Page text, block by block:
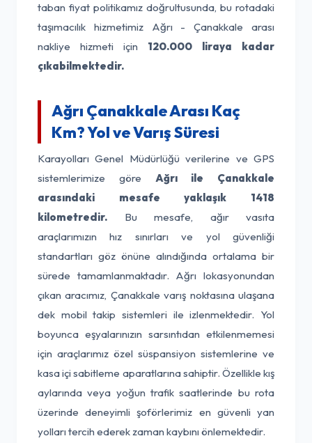
taban fiyat politikamız doğrultusunda, bu rotadaki
taşımacılık hizmetimiz Ağrı - Çanakkale arası
nakliye hizmeti için 120.000 liraya kadar
çıkabilmektedir.
Ağrı Çanakkale Arası Kaç
Km? Yol ve Varış Süresi
Karayolları Genel Müdürlüğü verilerine ve GPS
sistemlerimize göre Ağrı ile Çanakkale
arasındaki mesafe yaklaşık 1418
kilometredir. Bu mesafe, ağır vasıta
araçlarımızın hız sınırları ve yol güvenliği
standartları göz önüne alındığında ortalama bir
sürede tamamlanmaktadır. Ağrı lokasyonundan
çıkan aracımız, Çanakkale varış noktasına ulaşana
dek mobil takip sistemleri ile izlenmektedir. Yol
boyunca eşyalarınızın sarsıntıdan etkilenmemesi
için araçlarımız özel süspansiyon sistemlerine ve
kasa içi sabitleme aparatlarına sahiptir. Özellikle kış
aylarında veya yoğun trafik saatlerinde bu rota
üzerinde deneyimli şoförlerimiz en güvenli yan
yolları tercih ederek zaman kaybını önlemektedir.